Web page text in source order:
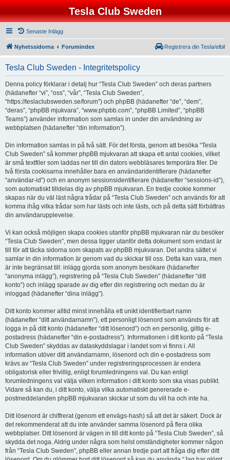
Tesla Club Sweden
Senaste Inlägg
Nyhetssidorna Forumindex Registrera din Tesla/elbil
Tesla Club Sweden - Integritetspolicy
Denna policy förklarar i detalj hur “Tesla Club Sweden” och deras partners
(hädanefter “vi”, “oss”, “vår”, “Tesla Club Sweden”,
“https://teslaclubsweden.se/forum”) och phpBB (hädanefter “de”, “dem”,
“deras”, “phpBB mjukvara”, “www.phpbb.com”, “phpBB Limited”, “phpBB
Teams”) använder information som samlas in under din användning av
webbplatsen (hädanefter “din information”).
Din information samlas in på två sätt. För det första, genom att besöka “Tesla
Club Sweden” så kommer phpBB mjukvaran att skapa ett antal cookies, vilket
är små textfiler som laddas ner till din dators webbläsares temporära filer. De
två första cookisarna innehåller bara en användaridentifierare (hädanefter
“användar-id”) och en anonym sessionsidentifierare (hädanefter “sessions-id”),
som automatiskt tilldelas dig av phpBB mjukvaran. En tredje cookie kommer
skapas när du väl läst några trådar på “Tesla Club Sweden” och används för att
komma ihåg vilka trådar som har lästs och inte lästs, och på detta sätt förbättras
din användarupplevelse.
Vi kan också möjligen skapa cookies utanför phpBB mjukvaran när du besöker
“Tesla Club Sweden”, men dessa ligger utanför detta dokument som endast är
till för att täcka sidorna som skapats av phpBB mjukvaran. Det andra sättet vi
samlar in din information är genom vad du skickar till oss. Detta kan vara, men
är inte begränsat till: inlägg gjorda som anonym besökare (hädanefter
“anonyma inlägg”), registrering på “Tesla Club Sweden” (hädanefter “ditt
konto”) och inlägg sparade av dig efter din registrering och medan du är
inloggad (hädanefter “dina inlägg”).
Ditt konto kommer alltid minst innehålla ett unikt identifierbart namn
(hädanefter “ditt användarnamn”), ett personligt lösenord som används för att
logga in på ditt konto (hädanefter “ditt lösenord”) och en personlig, giltig e-
postadress (hädanefter “din e-postadress”). Informationen i ditt konto på “Tesla
Club Sweden” skyddas av dataskyddslagar i landet som vi finns i. All
information utöver ditt användarnamn, lösenord och din e-postadress som
krävs av “Tesla Club Sweden” under registreringsprocessen är endera
obligatorisk eller frivillig, enligt forumledningens val. Du kan enligt
forumledningens val välja vilken information i ditt konto som ska visas publikt.
Vidare så kan du, i ditt konto, välja vilka automatiskt genererade e-
postmeddelanden phpBB mjukvaran skickar ut som du vill ha och inte ha.
Ditt lösenord är chiffrerat (genom ett envägs-hash) så att det är säkert. Dock är
det rekommenderat att du inte använder samma lösenord på flera olika
webbplatser. Ditt lösenord är vägen in till ditt konto på “Tesla Club Sweden”, så
skydda det noga. Aldrig under några som helst omständigheter kommer någon
från “Tesla Club Sweden”, phpBB eller annan tredje part att fråga dig efter ditt